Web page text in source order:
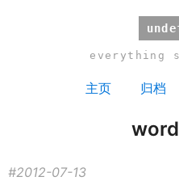
everything
主页 归档
2012-07-13